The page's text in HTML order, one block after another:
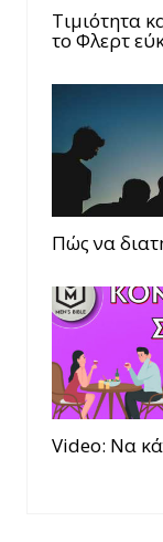
Τιμιότητα
το Φλερτ
Πώς να
Video: Να